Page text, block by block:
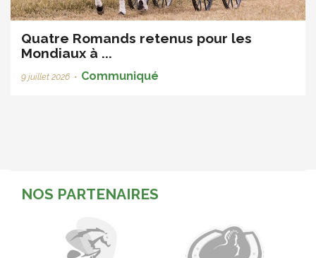
Quatre Romands retenus pour les
Mondiaux à ...
9 juillet 2026 • Communiqué
NOS PARTENAIRES